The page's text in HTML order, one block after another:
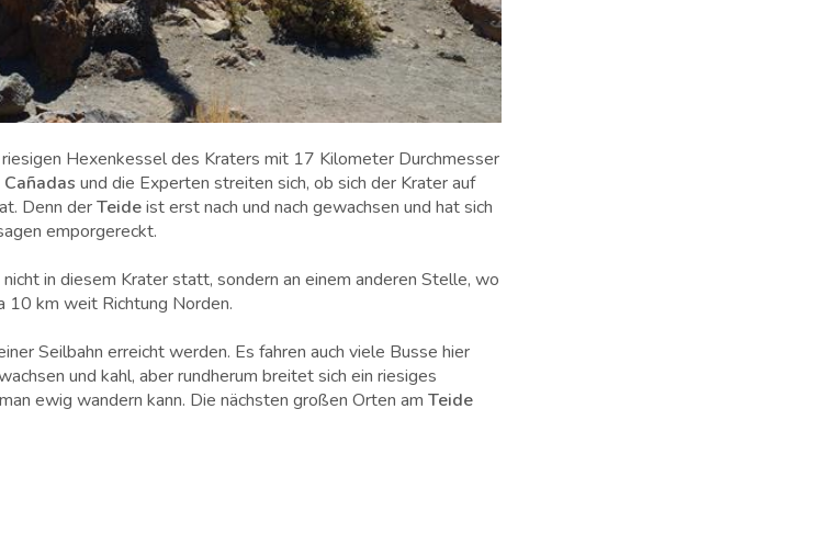
Hexenkessel des Kraters mit 17 Kilometer Durchmesser
und die Experten streiten sich, ob sich der Krater auf
Denn derTeideist erst nach und nach gewachsen und hat sich
emporgereckt.
in diesem Krater statt, sondern an einem anderen Stelle, wo
10 km weit Richtung Norden.
Seilbahn erreicht werden. Es fahren auch viele Busse hier
und kahl, aber rundherum breitet sich ein riesiges
ewig wandern kann. Die nächsten großen Orten am Teide